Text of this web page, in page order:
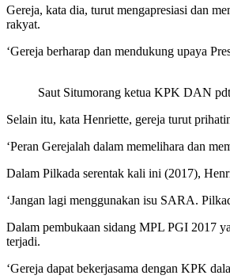
Gereja, kata dia, turut mengapresiasi dan
rakyat.
‘Gereja berharap dan mendukung upaya
Saut Situmorang ketua KPK DAN
Selain itu, kata Henriette, gereja turut
‘Peran Gerejalah dalam memelihara dan
Dalam Pilkada serentak kali ini (2017),
‘Jangan lagi menggunakan isu SARA.
Dalam pembukaan sidang MPL PGI 2017
terjadi.
‘Gereja dapat bekerjasama dengan KPK